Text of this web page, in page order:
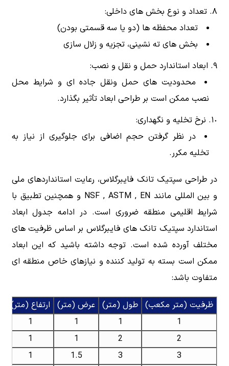
تعداد و نوع بخش های داخلی:
تعداد محفظه ها (دو یا سه قسمتی بودن)
بخش های ته نشینی، تجزیه و زلال سازی
ابعاد استاندارد حمل و نقل و نصب:
محدودیت های حمل ونقل جاده ای و شرایط محل
نصب ممکن است بر طراحی ابعاد تأثیر بگذارد.
نرخ تخلیه و نگهداری:
در نظر گرفتن حجم اضافی برای جلوگیری از نیاز به
تخلیه مکرر.
در طراحی سپتیک تانک فایبرگلاس، رعایت استانداردهای ملی
و بین المللی مانند NSF , ASTM , EN و همچنین تطبیق با
شرایط اقلیمی منطقه ضروری است. در ادامه جدول ابعاد
استاندارد سپتیک تانک های فایبرگلاس بر اساس ظرفیت های
مختلف آورده شده است. توجه داشته باشید که این ابعاد
ممکن است بسته به تولید کننده و نیازهای خاص منطقه ای
متفاوت باشد:
ظرفیت (متر مکعب) طول (متر) عرض (متر)
ارتفاع (متر)
1
1
1
1
2
2
1
1
3
3
1.5
1